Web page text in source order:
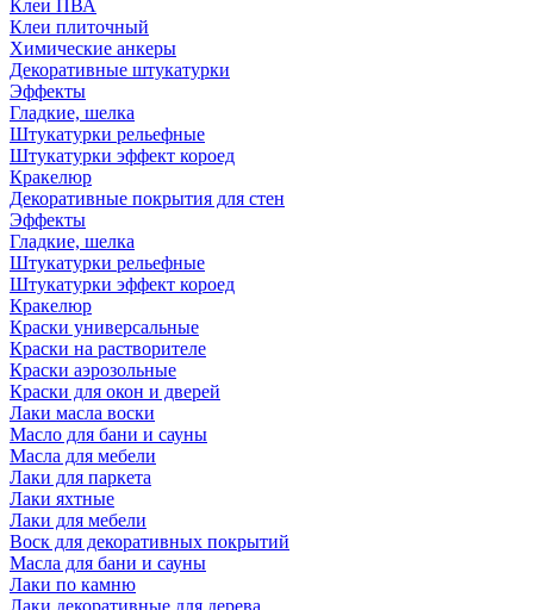
Клеи ПВА
Клеи плиточный
Химические анкеры
Декоративные штукатурки
Эффекты
Гладкие, шелка
Штукатурки рельефные
Штукатурки эффект короед
Кракелюр
Декоративные покрытия для стен
Эффекты
Гладкие, шелка
Штукатурки рельефные
Штукатурки эффект короед
Кракелюр
Краски универсальные
Краски на растворителе
Краски аэрозольные
Краски для окон и дверей
Лаки масла воски
Масло для бани и сауны
Масла для мебели
Лаки для паркета
Лаки яхтные
Лаки для мебели
Воск для декоративных покрытий
Масла для бани и сауны
Лаки по камню
Лаки декоративные для дерева